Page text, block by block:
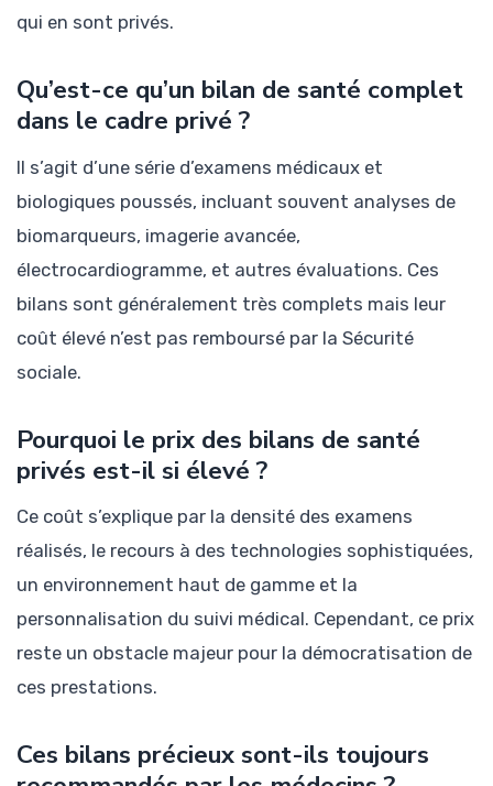
qui en sont privés.
Qu’est-ce qu’un bilan de santé complet
dans le cadre privé ?
Il s’agit d’une série d’examens médicaux et
biologiques poussés, incluant souvent analyses de
biomarqueurs, imagerie avancée,
électrocardiogramme, et autres évaluations. Ces
bilans sont généralement très complets mais leur
coût élevé n’est pas remboursé par la Sécurité
sociale.
Pourquoi le prix des bilans de santé
privés est-il si élevé ?
Ce coût s’explique par la densité des examens
réalisés, le recours à des technologies sophistiquées,
un environnement haut de gamme et la
personnalisation du suivi médical. Cependant, ce prix
reste un obstacle majeur pour la démocratisation de
ces prestations.
Ces bilans précieux sont-ils toujours